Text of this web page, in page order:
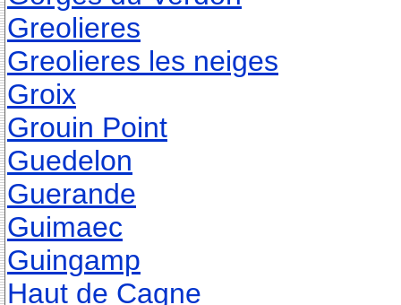
Greolieres
Greolieres les neiges
Groix
Grouin Point
Guedelon
Guerande
Guimaec
Guingamp
Haut de Cagne